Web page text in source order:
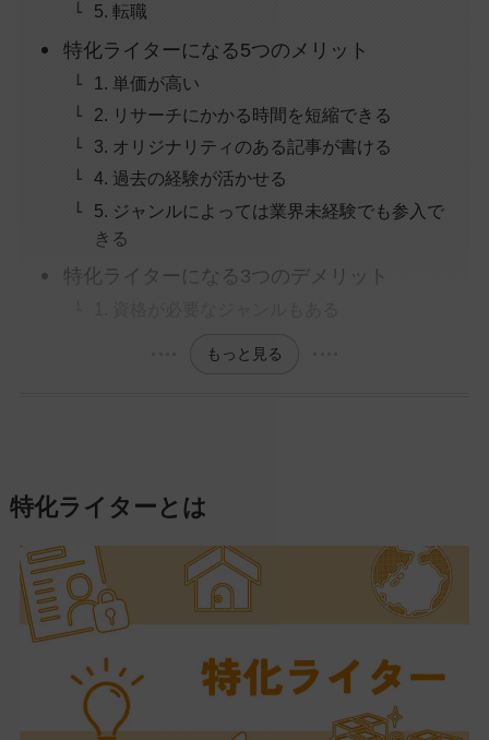
5. 転職
特化ライターになる5つのメリット
1. 単価が高い
2. リサーチにかかる時間を短縮できる
3. オリジナリティのある記事が書ける
4. 過去の経験が活かせる
5. ジャンルによっては業界未経験でも参入で
きる
特化ライターになる3つのデメリット
もっと見る
特化ライターとは